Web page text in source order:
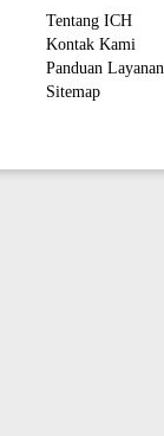
Tentang ICH
Kontak Kami
Panduan Layanan
Sitemap